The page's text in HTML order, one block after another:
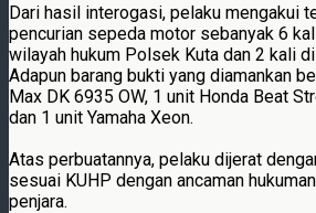
Dari hasil interogasi, pelaku mengakui
pencurian sepeda motor sebanyak 6
wilayah hukum Polsek Kuta dan 2 kali
Adapun barang bukti yang diamankan
Max DK 6935 OW, 1 unit Honda Beat
dan 1 unit Yamaha Xeon.
Atas perbuatannya, pelaku dijerat
sesuai KUHP dengan ancaman
penjara.